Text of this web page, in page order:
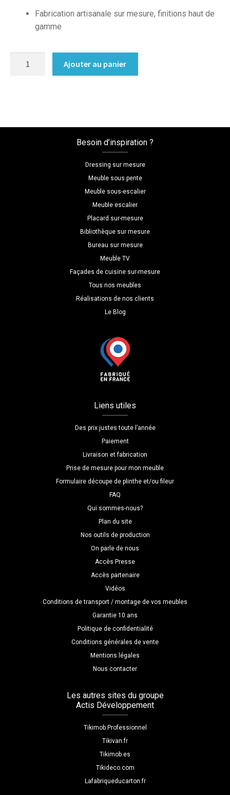
Fabrication artisanale sur mesure, finitions haut de
gamme
Ajouter au panier
Besoin d’inspiration ?
Dressing sur mesure
Meuble sous pente
Meuble sous-escalier
Meuble escalier
Placard sur-mesure
Bibliothèque sur mesure
Bureau sur mesure
Meuble TV
Façades de cuisine sur-mesure
Tous nos meubles
Réalisations de nos clients
Le Blog
Liens utiles
Des prix justes toute l’année
Paiement
Livraison et fabrication
Prise de mesure pour mon meuble
Formulaire découpe de plinthe et/ou fileur
FAQ
Qui sommes-nous?
Plan du site
Nos outils de production
On parle de nous
Accès Presse
Accès partenaire
Vidéos
Conditions de transport / montage de vos meubles
Garantie 10 ans
Politique de confidentialité
Conditions générales de vente
Mentions légales
Nous contacter
Les autres sites du groupe
Actis Développement
Tikimob Professionnel
Tikivan.fr
Tikimob.es
Tikideco.com
Lafabriqueducarton.fr